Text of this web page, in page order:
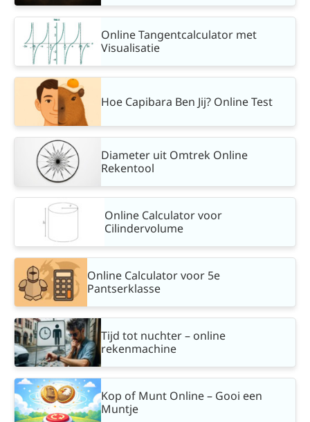
Online Tangentcalculator met
Visualisatie
Hoe Capibara Ben Jij? Online Test
Diameter uit Omtrek Online
Rekentool
Online Calculator voor
Cilindervolume
Online Calculator voor 5e
Pantserklasse
Tijd tot nuchter – online
rekenmachine
Kop of Munt Online – Gooi een
Muntje